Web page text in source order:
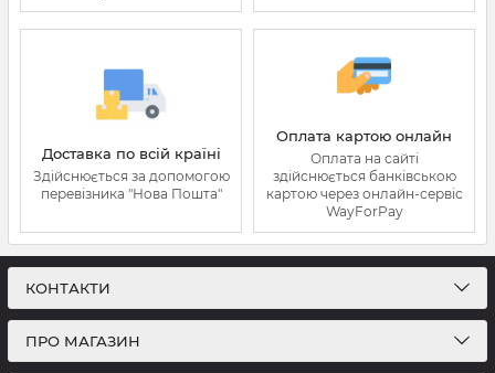
Доставка по всій країні
Здійснюється за допомогою
перевізника "Нова Пошта"
Оплата картою онлайн
Оплата на сайті
здійснюється банківською
картою через онлайн-сервіс
WayForPay
КОНТАКТИ
ПРО МАГАЗИН